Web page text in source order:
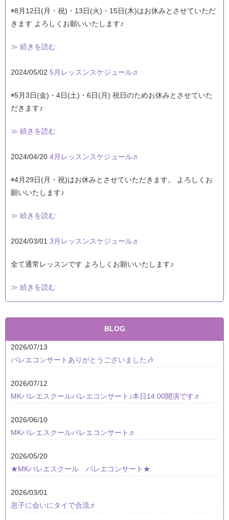
◉8月12日(月・祝)・13日(火)・15日(木)はお休みとさせていただ
きます よろしくお願いいたします♪
≫ 続きを読む
2024/05/02 5月レッスンスケジュール♬
◉5月3日(金)・4日(土)・6日(月) 祝日のためお休みとさせていた
だきます♪
≫ 続きを読む
2024/04/20 4月レッスンスケジュール♬
◉4月29日(月・祝)はお休みとさせていただきます。 よろしくお
願いいたします♪
≫ 続きを読む
2024/03/01 3月レッスンスケジュール♬
全て通常レッスンです よろしくお願いいたします♪
≫ 続きを読む
BLOG
2026/07/13
バレエコンサートありがとうございました🎶
2026/07/12
MKバレエスクールバレエコンサート♪本日14:00開演です♬
2026/06/10
MKバレエスクールバレエコンサート♬
2026/05/20
★MKバレエスクール バレエコンサート★
2026/03/01
息子に会いにタイで合流♬